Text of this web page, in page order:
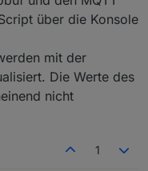
über die Konsole
mit der
Die Werte des
nicht
1